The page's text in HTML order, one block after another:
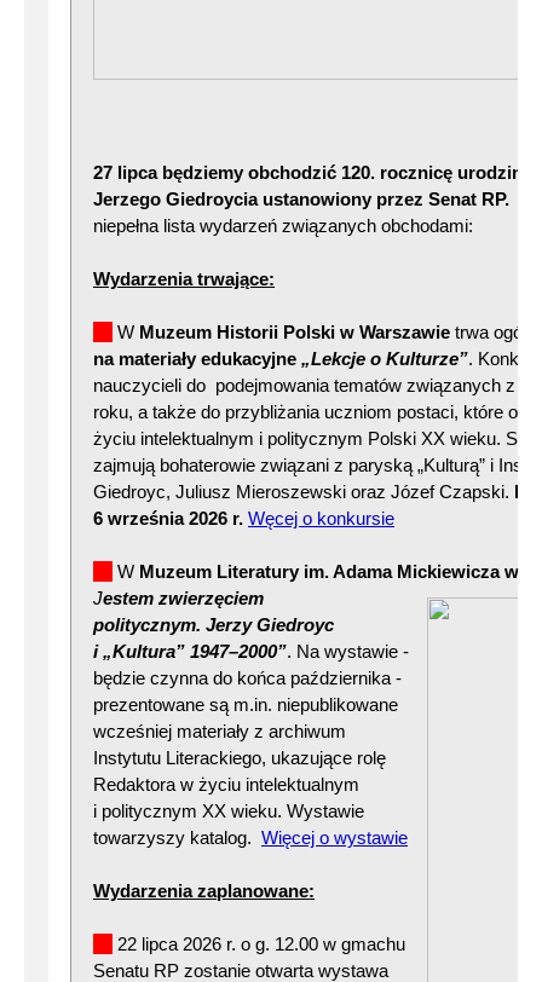
27 lipca będziemy obchodzić 120. rocznicę urodzin
Jerzego Giedroycia ustanowiony przez Senat RP.
niepełna lista wydarzeń związanych obchodami:
Wydarzenia trwające:
W Muzeum Historii Polski w Warszawie trwa
na materiały edukacyjne „Lekcje o Kulturze”.
nauczycieli do podejmowania tematów związanych z
roku, a także do przybliżania uczniom postaci, które
życiu intelektualnym i politycznym Polski XX wieku.
zajmują bohaterowie związani z paryską „Kulturą” i
Giedroyc, Juliusz Mieroszewski oraz Józef Czapski.
6 września 2026 r. Węcej o konkursie
W Muzeum Literatury im. Adama Mickiewicza w
Jestem zwierzęciem
politycznym. Jerzy Giedroyc
i „Kultura” 1947–2000”. Na wystawie -
będzie czynna do końca października -
prezentowane są m.in. niepublikowane
wcześniej materiały z archiwum
Instytutu Literackiego, ukazujące rolę
Redaktora w życiu intelektualnym
i politycznym XX wieku. Wystawie
towarzyszy katalog. Więcej o wystawie
Wydarzenia zaplanowane:
22 lipca 2026 r. o g. 12.00 w gmachu
Senatu RP zostanie otwarta wystawa